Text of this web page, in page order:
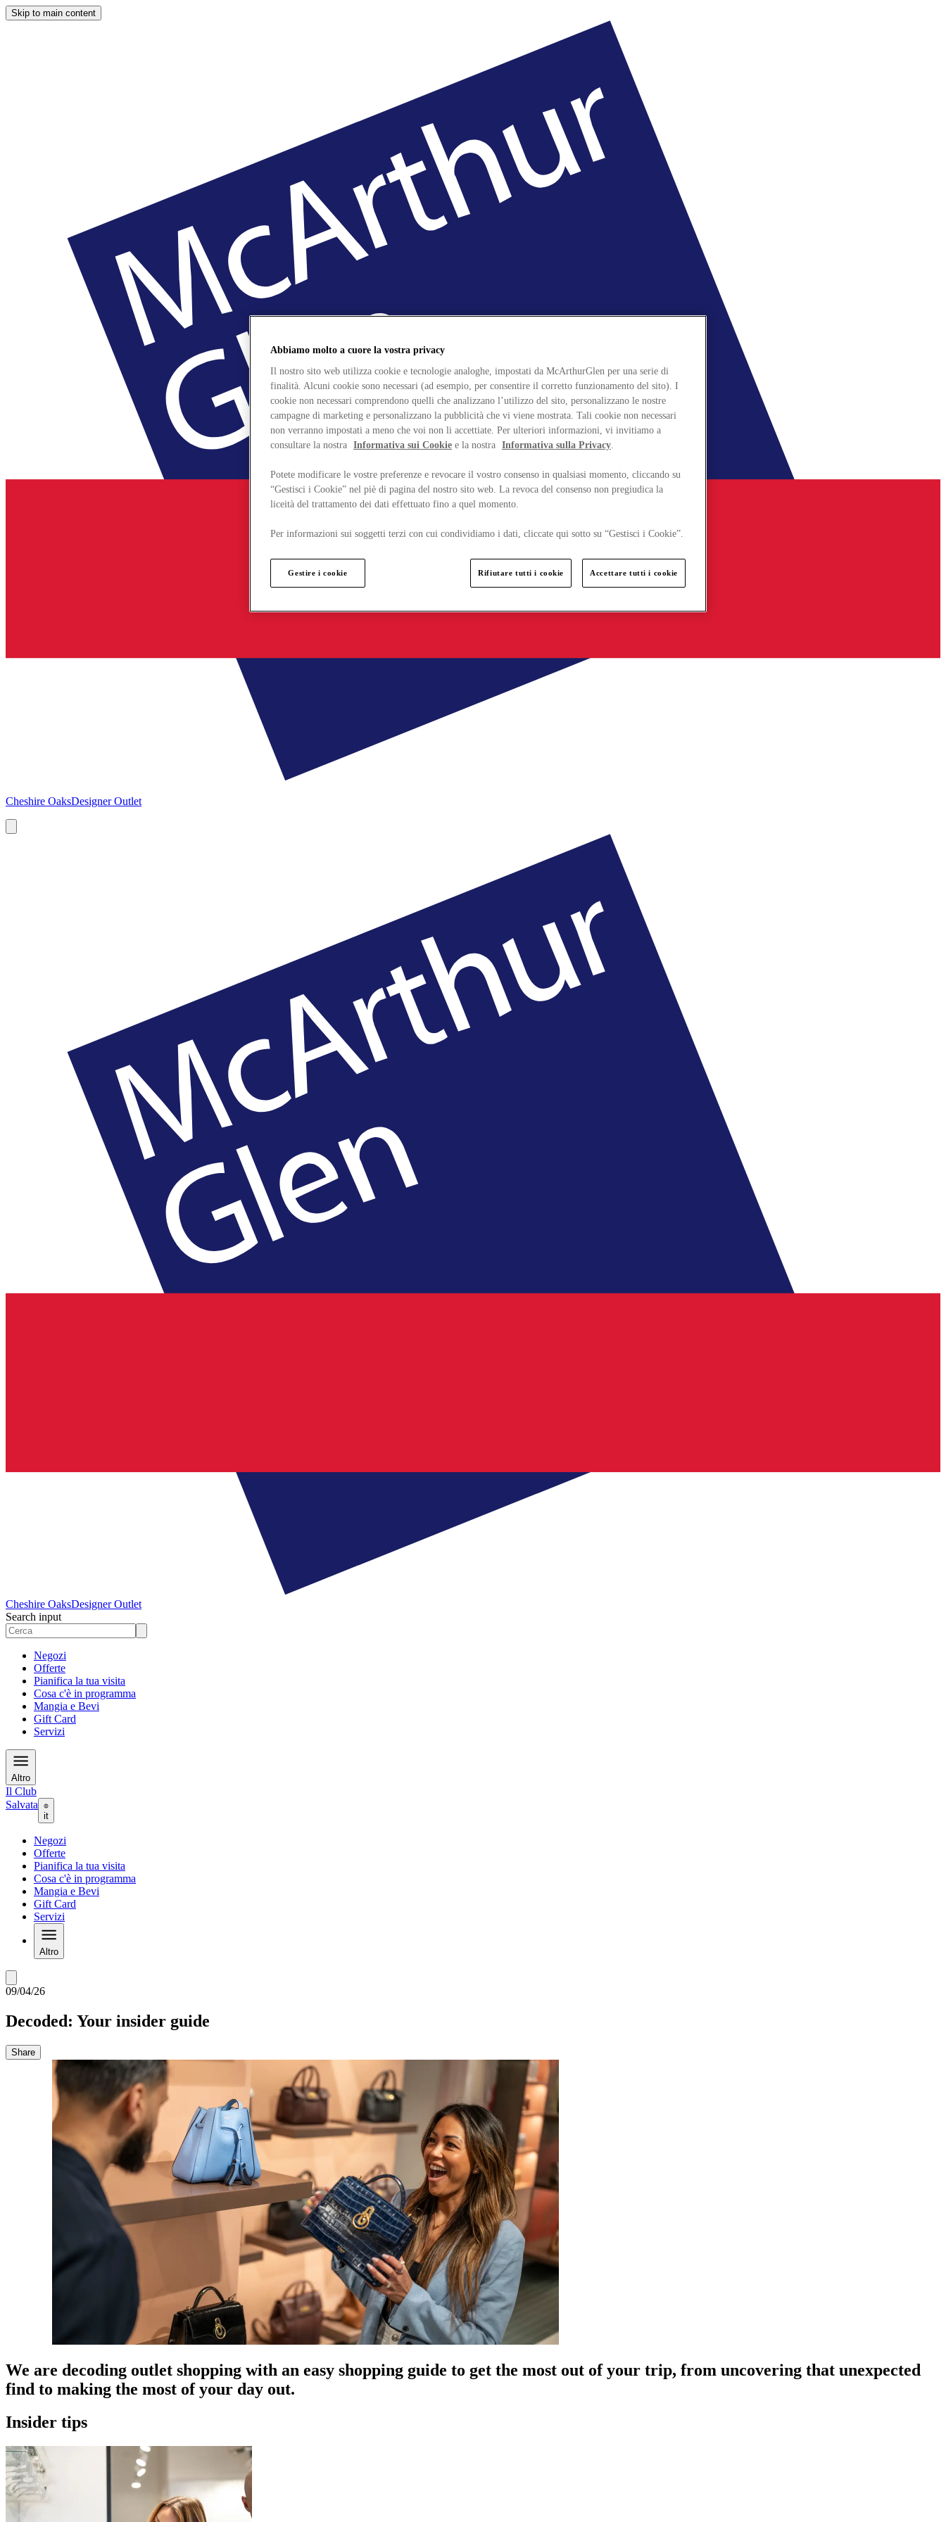
Skip to main content
Cheshire OaksDesigner Outlet
Cheshire OaksDesigner Outlet
Search input
Negozi
Offerte
Pianifica la tua visita
Cosa c'è in programma
Mangia e Bevi
Gift Card
Servizi
Altro
Il Club
Salvata
it
Negozi
Offerte
Pianifica la tua visita
Cosa c'è in programma
Mangia e Bevi
Gift Card
Servizi
Altro
09/04/26
Decoded: Your insider guide
Share
We are decoding outlet shopping with an easy shopping guide to get the most out of your trip, from uncovering that unexpected
find to making the most of your day out.
Insider tips
Abbiamo molto a cuore la vostra privacy
Il nostro sito web utilizza cookie e tecnologie analoghe, impostati da McArthurGlen per una serie di
finalità. Alcuni cookie sono necessari (ad esempio, per consentire il corretto funzionamento del sito). I
cookie non necessari comprendono quelli che analizzano l’utilizzo del sito, personalizzano le nostre
campagne di marketing e personalizzano la pubblicità che vi viene mostrata. Tali cookie non necessari
non verranno impostati a meno che voi non li accettiate. Per ulteriori informazioni, vi invitiamo a
consultare la nostra Informativa sui Cookie e la nostra Informativa sulla Privacy.
Potete modificare le vostre preferenze e revocare il vostro consenso in qualsiasi momento, cliccando su
“Gestisci i Cookie” nel piè di pagina del nostro sito web. La revoca del consenso non pregiudica la
liceità del trattamento dei dati effettuato fino a quel momento.
Per informazioni sui soggetti terzi con cui condividiamo i dati, cliccate qui sotto su “Gestisci i Cookie”.
Gestire i cookie Rifiutare tutti i cookie Accettare tutti i cookie